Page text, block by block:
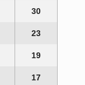
30
23
19
17